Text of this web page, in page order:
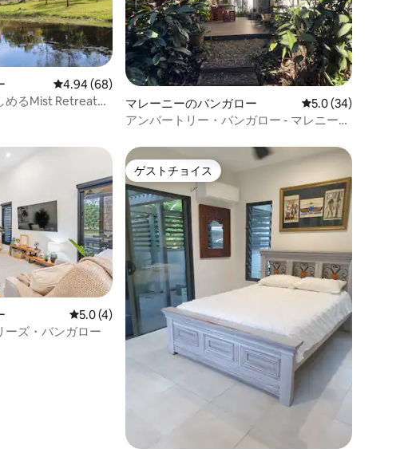
均評価 レビュー68件、5つ星中4.94つ星の平均評価
4.94 (68)
めるMist Retreat
マレーニーのバンガロー レビュー34件、5つ
5.0 (34)
アンバートリー・バンガロー - マレニー・
均評価 レビュー4件、5つ星中5.0つ星の平均評価
5.0 (4)
ーズ・バンガロー
ゲストチョイス
ゲストチョイス